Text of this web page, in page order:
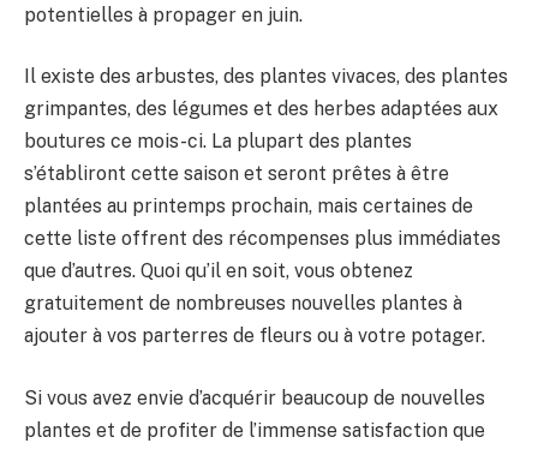
potentielles à propager en juin.
Il existe des arbustes, des plantes vivaces, des plantes
grimpantes, des légumes et des herbes adaptées aux
boutures ce mois-ci. La plupart des plantes
s’établiront cette saison et seront prêtes à être
plantées au printemps prochain, mais certaines de
cette liste offrent des récompenses plus immédiates
que d’autres. Quoi qu’il en soit, vous obtenez
gratuitement de nombreuses nouvelles plantes à
ajouter à vos parterres de fleurs ou à votre potager.
Si vous avez envie d’acquérir beaucoup de nouvelles
plantes et de profiter de l’immense satisfaction que